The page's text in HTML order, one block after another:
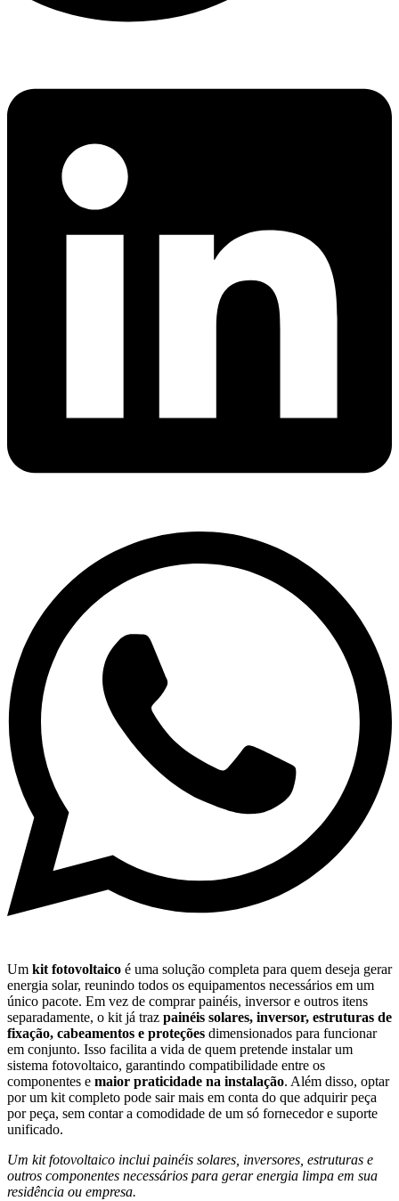
Um kit fotovoltaico é uma solução completa para quem deseja gerar
energia solar, reunindo todos os equipamentos necessários em um
único pacote. Em vez de comprar painéis, inversor e outros itens
separadamente, o kit já traz painéis solares, inversor, estruturas de
fixação, cabeamentos e proteções dimensionados para funcionar
em conjunto. Isso facilita a vida de quem pretende instalar um
sistema fotovoltaico, garantindo compatibilidade entre os
componentes e maior praticidade na instalação. Além disso, optar
por um kit completo pode sair mais em conta do que adquirir peça
por peça, sem contar a comodidade de um só fornecedor e suporte
unificado.
Um kit fotovoltaico inclui painéis solares, inversores, estruturas e
outros componentes necessários para gerar energia limpa em sua
residência ou empresa.